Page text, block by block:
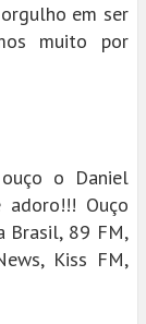
em ser
muito por
o Daniel
adoro!!! Ouço
Brasil, 89 FM,
Kiss FM,